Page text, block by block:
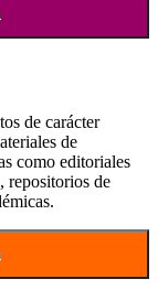
de carácter
de
como editoriales
repositorios de